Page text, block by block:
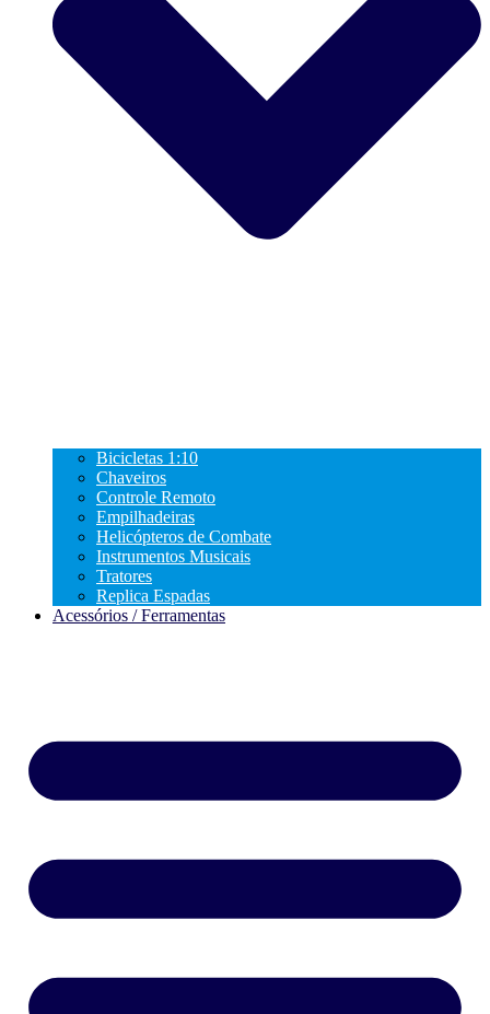
Bicicletas 1:10
Chaveiros
Controle Remoto
Empilhadeiras
Helicópteros de Combate
Instrumentos Musicais
Tratores
Replica Espadas
Acessórios / Ferramentas